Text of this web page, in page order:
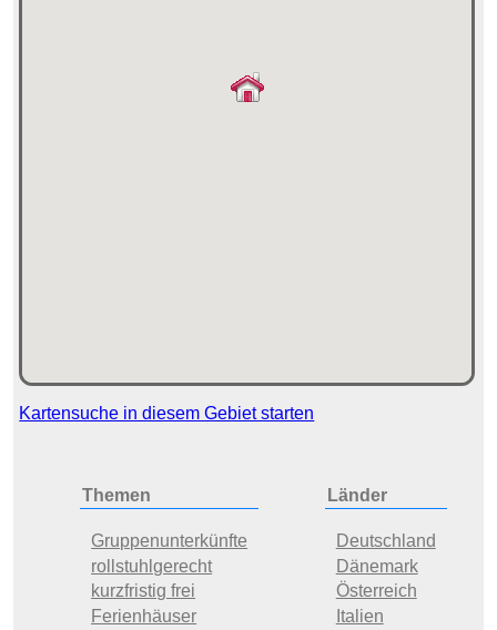
Kartensuche in diesem Gebiet starten
Themen
Gruppenunterkünfte
rollstuhlgerecht
kurzfristig frei
Ferienhäuser
Länder
Deutschland
Dänemark
Österreich
Italien